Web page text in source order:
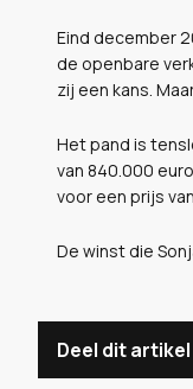
Eind december
de openbare
zij een kans.
Het pand is
van 840.000
voor een prijs
De winst die
Deel dit artikel